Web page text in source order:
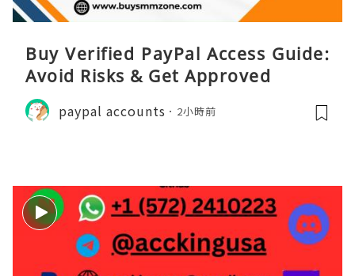
Buy Verified PayPal Access Guide:
Avoid Risks & Get Approved
paypal accounts 2小時前